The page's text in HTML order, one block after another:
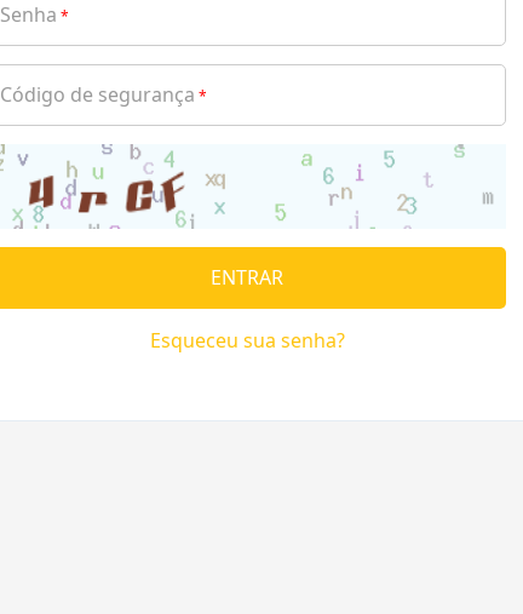
Senha *
Código de segurança *
ENTRAR
Esqueceu sua senha?